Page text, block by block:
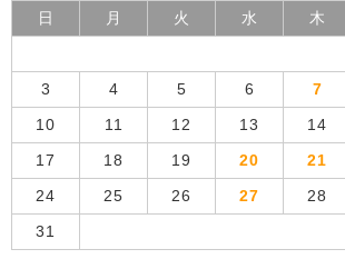
日 月 火 水 木
3 4 5 6 7
10 11 12 13 14
17 18 19 20 21
24 25 26 27 28
31